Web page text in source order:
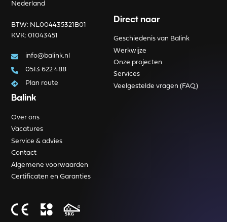
Nederland
BTW: NL004435321B01
KVK: 01043451
info@balink.nl
0513 622 488
Plan route
Direct naar
Geschiedenis van Balink
Werkwijze
Onze projecten
Services
Veelgestelde vragen (FAQ)
Balink
Over ons
Vacatures
Service & advies
Contact
Algemene voorwaarden
Certificaten en Garanties